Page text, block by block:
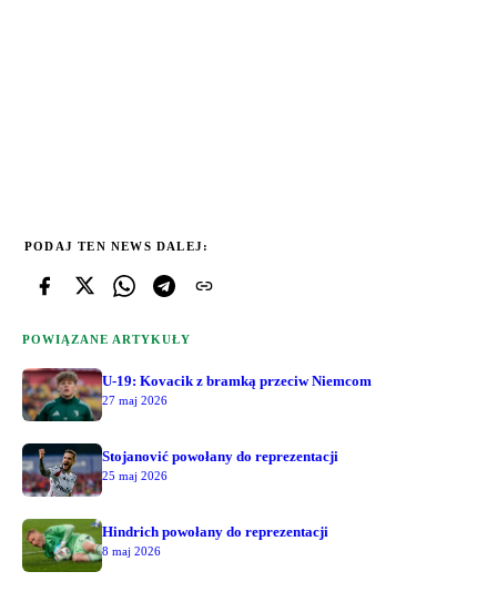
PODAJ TEN NEWS DALEJ:
POWIĄZANE ARTYKUŁY
U-19: Kovacik z bramką przeciw Niemcom
27 maj 2026
Stojanović powołany do reprezentacji
25 maj 2026
Hindrich powołany do reprezentacji
8 maj 2026